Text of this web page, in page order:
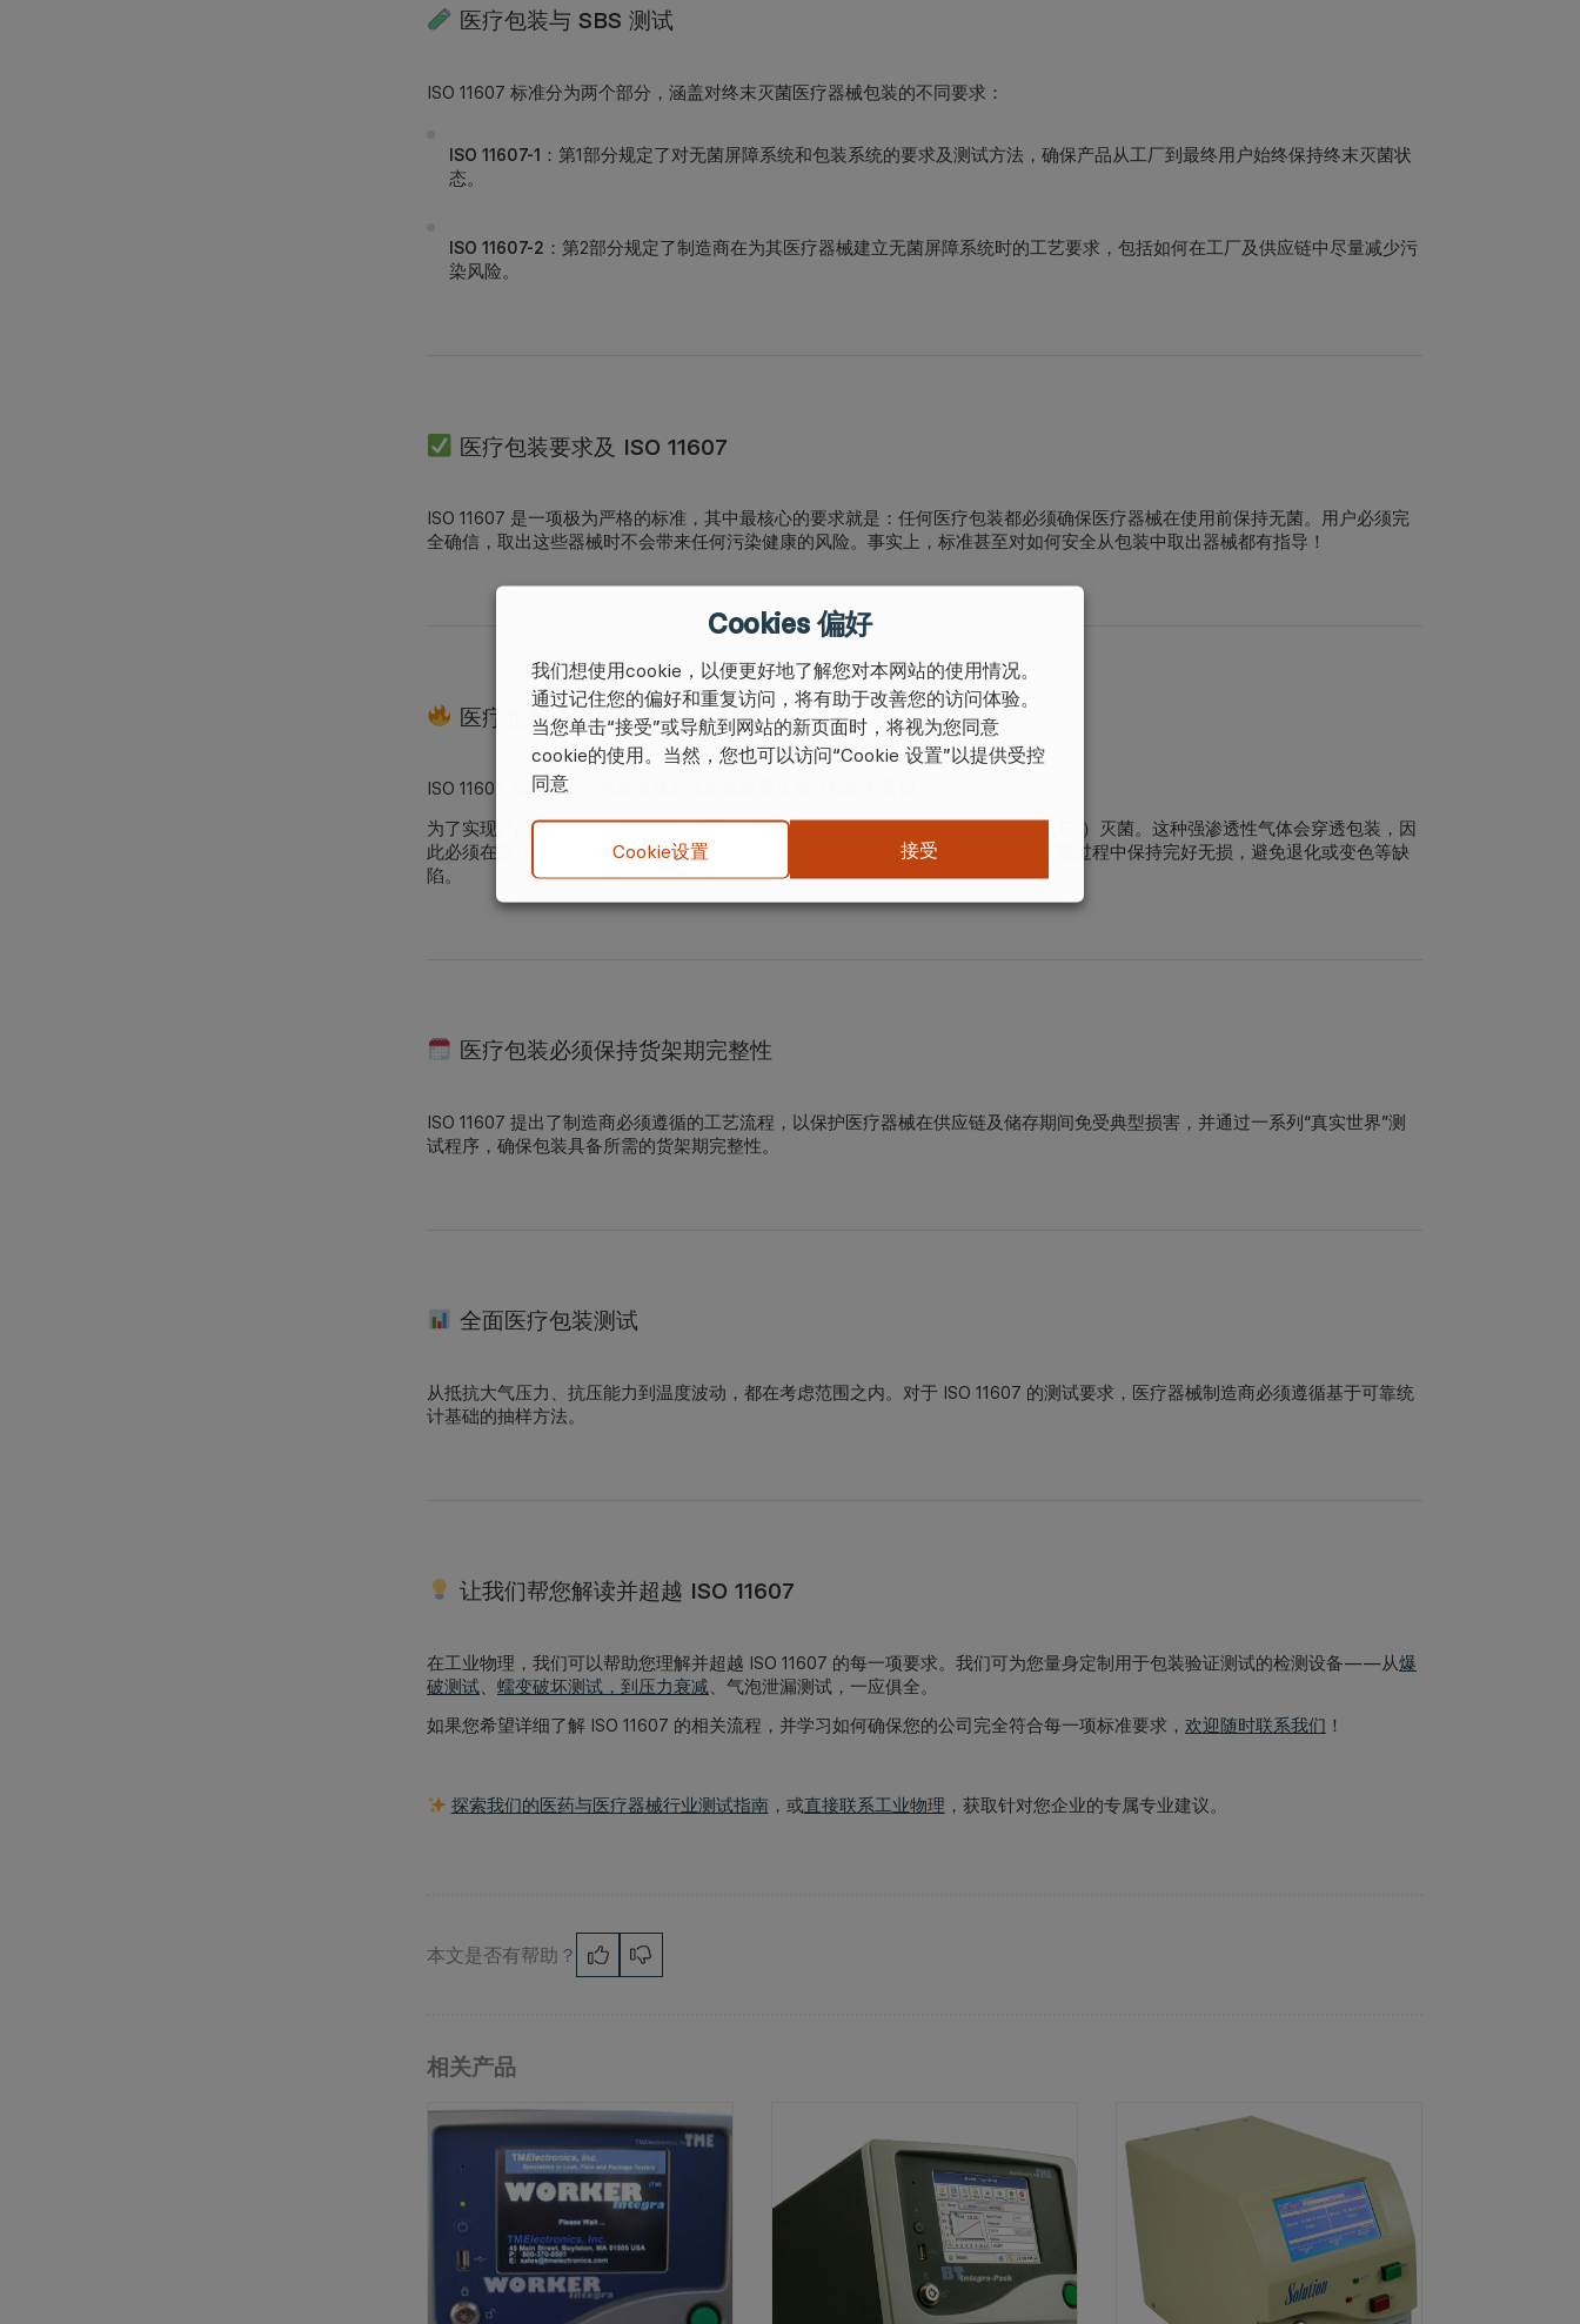
医疗包装与 SBS 测试
ISO 11607 标准分为两个部分，涵盖对终末灭菌医疗器械包装的不同要求：
ISO 11607-1 ：第1部分规定了对无菌屏障系统和包装系统的要求及测试方法，确保产品从工厂到最终用户始终保持终末灭菌状
态。
ISO 11607-2 ：第2部分规定了制造商在为其医疗器械建立无菌屏障系统时的工艺要求，包括如何在工厂及供应链中尽量减少污
染风险。
医疗包装要求及 ISO 11607
ISO 11607 是一项极为严格的标准，其中最核心的要求就是： 任何医疗包装都必须确保医疗器械在使用前保持无菌。用户必须完
全确信，取出这些器械时不会带来任何污染健康的风险。事实上，标准甚至对如何安全从包装中取出器械都有指导！
医疗包装必须耐受灭菌过程
ISO 11607 明确指出，包装本身必须能够耐受灭菌过程而不受损。
为了实现产品与包装的“终末灭菌”，通常会采用气体灭菌法，常用的是环氧乙烷（EO）灭菌。这种强渗透性气体会穿透包装，因
此必须在设计中加以考虑。ISO 11607 要求无菌屏障系统及其保护包装都必须在灭菌过程中保持完好无损 ，避免退化或变色等缺
陷。
医疗包装必须保持货架期完整性
ISO 11607 提出了制造商必须遵循的工艺流程，以保护医疗器械在供应链及储存期间免受典型损害，并通过一系列“真实世界”测
试程序，确保包装具备所需的货架期完整性。
全面医疗包装测试
从抵抗大气压力、抗压能力到温度波动，都在考虑范围之内。对于 ISO 11607 的测试要求，医疗器械制造商必须遵循基于可靠统
计基础的抽样方法。
让我们帮您解读并超越 ISO 11607
在工业物理，我们可以帮助您理解并超越 ISO 11607 的每一项要求。我们可为您量身定制用于包装验证测试的检测设备——从爆
破测试、 蠕变破坏测试，到压力衰减、气泡泄漏测试，一应俱全。
如果您希望详细了解 ISO 11607 的相关流程，并学习如何确保您的公司完全符合每一项标准要求， 欢迎随时联系我们 ！
探索我们的医药与医疗器械行业测试指南 ，或直接联系工业物理 ，获取针对您企业的专属专业建议。
本文是否有帮助？
相关产品
Cookies 偏好
我们想使用cookie，以便更好地了解您对本网站的使用情况。
通过记住您的偏好和重复访问，将有助于改善您的访问体验。
当您单击“接受”或导航到网站的新页面时，将视为您同意
cookie的使用。当然，您也可以访问“Cookie 设置”以提供受控
同意
Cookie设置 接受